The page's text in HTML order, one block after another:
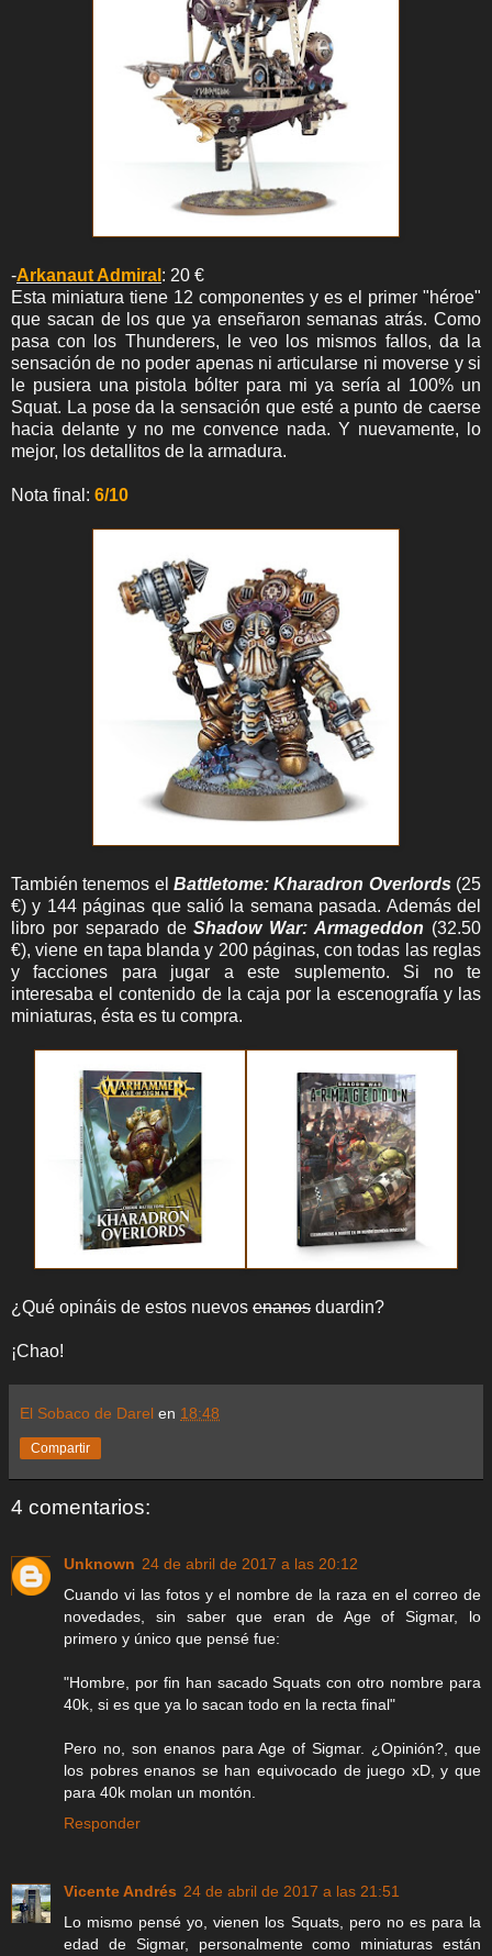
-Arkanaut Admiral : 20 €
Esta miniatura tiene 12 componentes y es el primer "héroe"
que sacan de los que ya enseñaron semanas atrás. Como
pasa con los Thunderers, le veo los mismos fallos, da la
sensación de no poder apenas ni articularse ni moverse y si
le pusiera una pistola bólter para mi ya sería al 100% un
Squat. La pose da la sensación que esté a punto de caerse
hacia delante y no me convence nada. Y nuevamente, lo
mejor, los detallitos de la armadura.
Nota final: 6/10
También tenemos el Battletome: Kharadron Overlords (25
€) y 144 páginas que salió la semana pasada. Además del
libro por separado deShadow War: Armageddon (32.50
€), viene en tapa blanda y 200 páginas, con todas las reglas
y facciones para jugar a este suplemento. Si no te
interesaba el contenido de la caja por la escenografía y las
miniaturas, ésta es tu compra.
¿Qué opináis de estos nuevos enanos duardin?
¡Chao!
El Sobaco de Darel en 18:48
Compartir
4 comentarios:
Unknown 24 de abril de 2017 a las 20:12
Cuando vi las fotos y el nombre de la raza en el correo de
novedades, sin saber que eran de Age of Sigmar, lo
primero y único que pensé fue:
"Hombre, por fin han sacado Squats con otro nombre para
40k, si es que ya lo sacan todo en la recta final"
Pero no, son enanos para Age of Sigmar. ¿Opinión?, que
los pobres enanos se han equivocado de juego xD, y que
para 40k molan un montón.
Responder
Vicente Andrés 24 de abril de 2017 a las 21:51
Lo mismo pensé yo, vienen los Squats, pero no es para la
edad de Sigmar, personalmente como miniaturas están